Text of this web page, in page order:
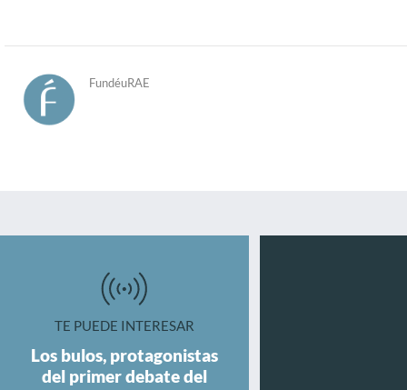
FundéuRAE
TE PUEDE INTERESAR
Los bulos, protagonistas
del primer debate del